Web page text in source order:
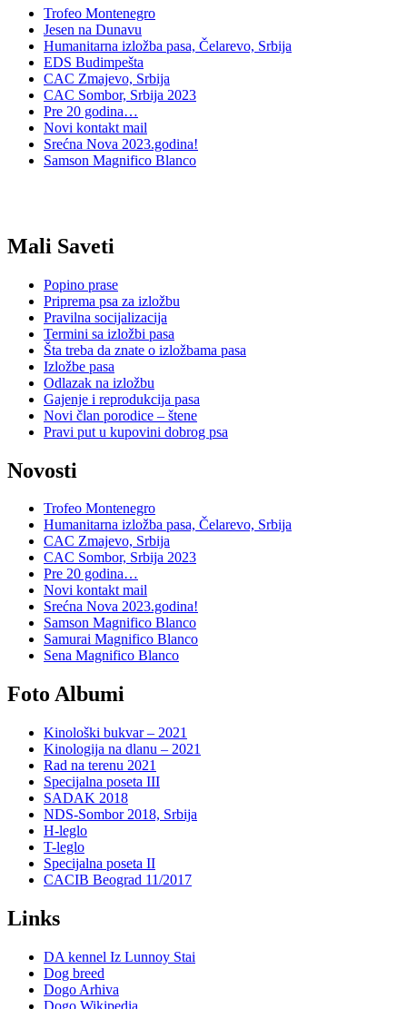
Trofeo Montenegro
Jesen na Dunavu
Humanitarna izložba pasa, Čelarevo, Srbija
EDS Budimpešta
CAC Zmajevo, Srbija
CAC Sombor, Srbija 2023
Pre 20 godina…
Novi kontakt mail
Srećna Nova 2023.godina!
Samson Magnifico Blanco
Mali Saveti
Popino prase
Priprema psa za izložbu
Pravilna socijalizacija
Termini sa izložbi pasa
Šta treba da znate o izložbama pasa
Izložbe pasa
Odlazak na izložbu
Gajenje i reprodukcija pasa
Novi član porodice – štene
Pravi put u kupovini dobrog psa
Novosti
Trofeo Montenegro
Humanitarna izložba pasa, Čelarevo, Srbija
CAC Zmajevo, Srbija
CAC Sombor, Srbija 2023
Pre 20 godina…
Novi kontakt mail
Srećna Nova 2023.godina!
Samson Magnifico Blanco
Samurai Magnifico Blanco
Sena Magnifico Blanco
Foto Albumi
Kinološki bukvar – 2021
Kinologija na dlanu – 2021
Rad na terenu 2021
Specijalna poseta III
SADAK 2018
NDS-Sombor 2018, Srbija
H-leglo
T-leglo
Specijalna poseta II
CACIB Beograd 11/2017
Links
DA kennel Iz Lunnoy Stai
Dog breed
Dogo Arhiva
Dogo Wikipedia